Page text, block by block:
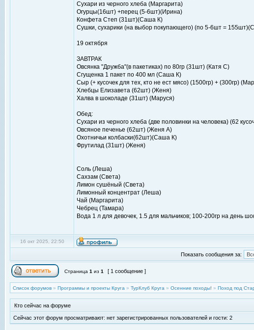
Сухари из черного хлеба (Маргарита)
Огурцы(16шт) +перец (5-6шт)(Ирина)
Конфета Степ (31шт)(Саша К)
Сушки, сухарики (на выбор покупающего) (по 5-6шт =
19 октября
ЗАВТРАК
Овсянка "Дружба"(в пакетиках) по 80гр (31шт) (Катя С)
Сгущенка 1 пакет по 400 мл (Саша К)
Сыр (+ кусочек для тех, кто не ест мясо) (1500гр) + (300гр)
Хлебцы Елизавета (62шт) (Женя)
Халва в шоколаде (31шт) (Маруся)
Обед:
Сухари из черного хлеба (две половинки на человека) (62
Овсяное печенье (62шт) (Женя А)
Охотничьи колбаски(62шт)(Саша К)
Фрутилад (31шт) (Женя)
Соль (Леша)
Сахзам (Света)
Лимон сушёный (Света)
Лимонный концентрат (Леша)
Чай (Маргарита)
Чебрец (Тамара)
Вода 1 л для девочек, 1.5 для мальчиков; 100-200гр на день
16 окт 2025, 22:50
Показать сообщения за:
Страница 1 из 1 [ 1 сообщение ]
Список форумов » Программы и проекты Круга » ТурКлуб Круга » Осенние походы! » Поход под
Кто сейчас на форуме
Сейчас этот форум просматривают: нет зарегистрированных пользователей и гости: 2